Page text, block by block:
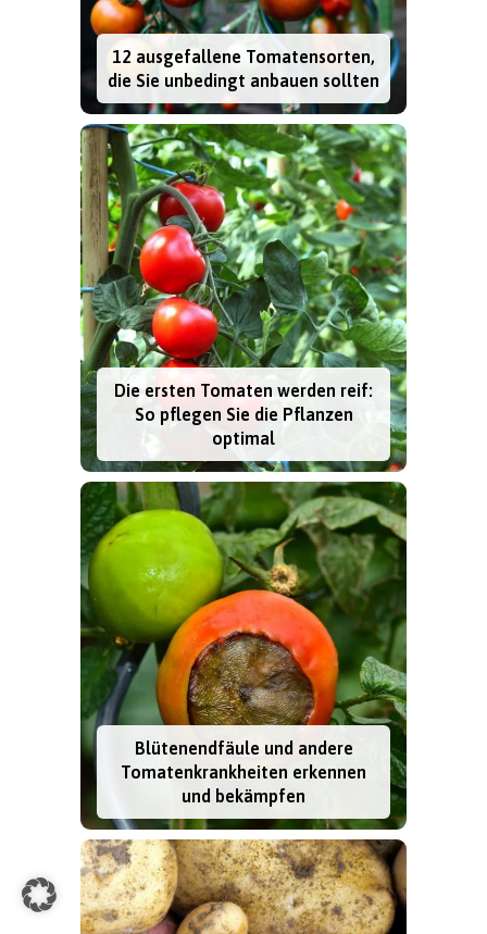
12 ausgefallene Tomatensorten,
die Sie unbedingt anbauen sollten
Die ersten Tomaten werden reif:
So pflegen Sie die Pflanzen
optimal
Blütenendfäule und andere
Tomatenkrankheiten erkennen
und bekämpfen